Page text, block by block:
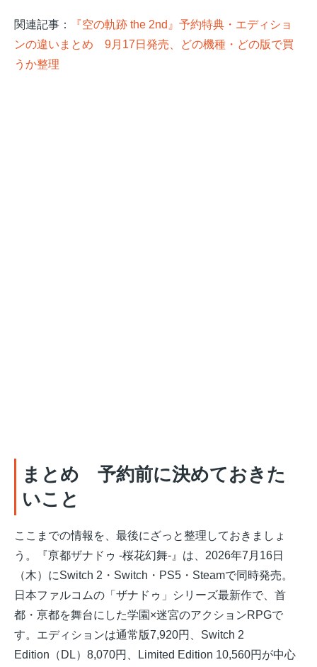
関連記事：
『空の軌跡 the 2nd』予約特典・エディショ
ンの違いまとめ 9月17日発売、どの機種・どの版で買
うか整理
まとめ 予約前に決めておきた
いこと
ここまでの情報を、最後にざっと整理しておきましょ
う。『亰都ザナドゥ -桜花幻舞-』は、2026年7月16日
（木）にSwitch 2・Switch・PS5・Steamで同時発売。
日本ファルコムの「ザナドゥ」シリーズ最新作で、首
都・亰都を舞台にした学園×迷宮のアクションRPGで
す。エディションは通常版7,920円、Switch 2
Edition（DL）8,070円、Limited Edition 10,560円が中心